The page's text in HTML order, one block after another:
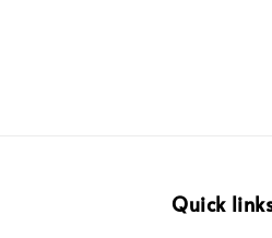
Quick